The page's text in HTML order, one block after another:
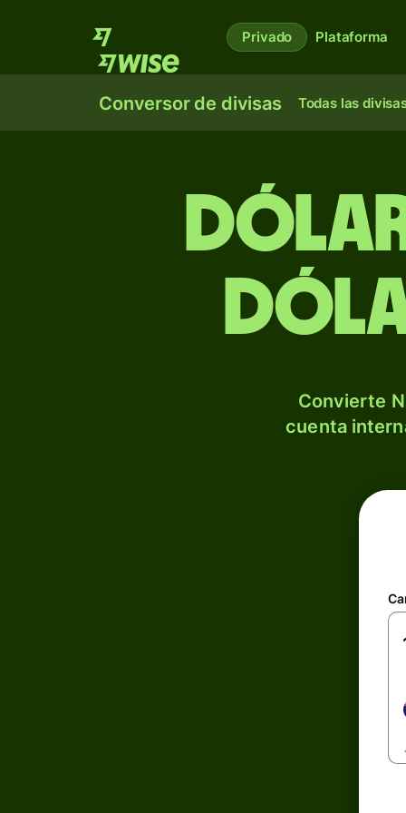
Privado Plataforma
Conversor de divisas Todas las
Convierte
cuenta